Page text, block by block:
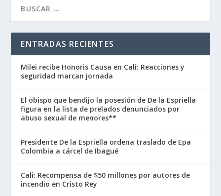
Toca para ver precios y ofertas →
COMPARTIR:
Revelan mensaje de posible